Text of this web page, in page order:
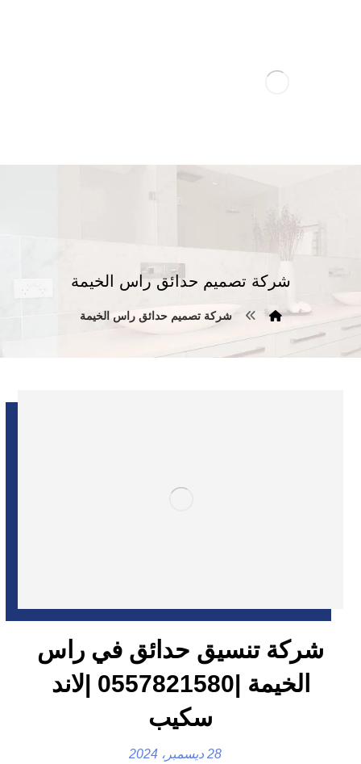
شركة تصميم حدائق راس الخيمة
شركة تصميم حدائق راس الخيمة
شركة تنسيق حدائق في راس
الخيمة |0557821580 |لاند
سكيب
28 ديسمبر، 2024